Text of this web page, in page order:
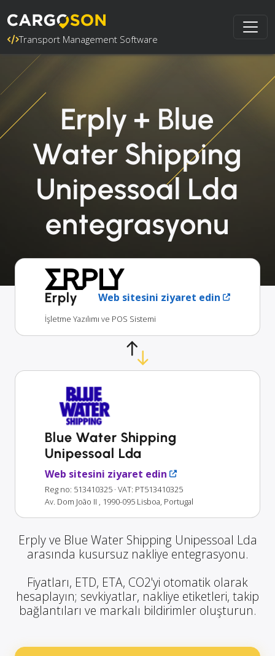
Transport Management Software
Erply + Blue
Water Shipping
Unipessoal Lda
entegrasyonu
Erply Web sitesini ziyaret edin
İşletme Yazılımı ve POS Sistemi
Blue Water Shipping
Unipessoal Lda
Web sitesini ziyaret edin
Reg no: 513410325 · VAT: PT513410325
Av. Dom João II , 1990-095 Lisboa, Portugal
Erply ve Blue Water Shipping Unipessoal Lda
arasında kusursuz nakliye entegrasyonu.
Fiyatları, ETD, ETA, CO2'yi otomatik olarak
hesaplayın; sevkiyatlar, nakliye etiketleri, takip
bağlantıları ve markalı bildirimler oluşturun.